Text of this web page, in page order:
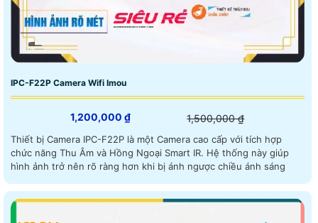
IPC-F22P Camera Wifi Imou
1,200,000 ₫ 1,500,000 ₫
Thiết bị Camera IPC-F22P là một Camera cao cấp với tích hợp
chức năng Thu Âm và Hồng Ngoại Smart IR. Hệ thống này giúp
hình ảnh trở nên rõ ràng hơn khi bị ánh ngược chiều ánh sáng